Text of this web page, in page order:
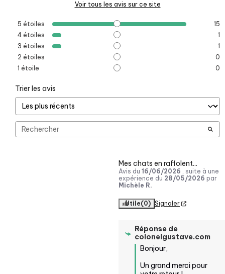
Voir tous les avis sur ce site
5 étoiles
15
4 étoiles
1
3 étoiles
1
2 étoiles
0
1 étoile 0
Trier les avis
Mes chats en raffolent...
Avis du 16/06/2026 , suite à une
expérience du 28/05/2026 par
Michèle R.
Utile(0) Signaler
Réponse de
colonelgustave.com
Bonjour,
Un grand merci pour